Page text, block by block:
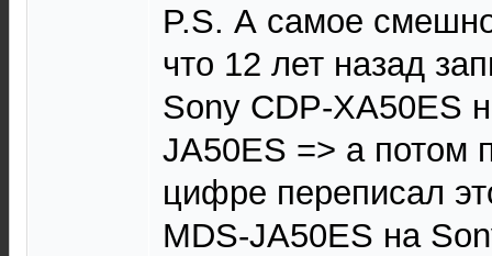
P.S. А самое
что 12 лет назад
Sony CDP-XA50ES
JA50ES => а потом
цифре переписал
MDS-JA50ES на